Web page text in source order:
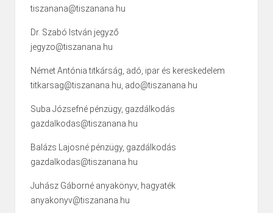
tiszanana@tiszanana.hu
Dr. Szabó István jegyző
jegyzo@tiszanana.hu
Német Antónia titkárság, adó, ipar és kereskedelem
titkarsag@tiszanana.hu, ado@tiszanana.hu
Suba Józsefné pénzügy, gazdálkodás
gazdalkodas@tiszanana.hu
Balázs Lajosné pénzügy, gazdálkodás
gazdalkodas@tiszanana.hu
Juhász Gáborné anyakönyv, hagyaték
anyakonyv@tiszanana.hu